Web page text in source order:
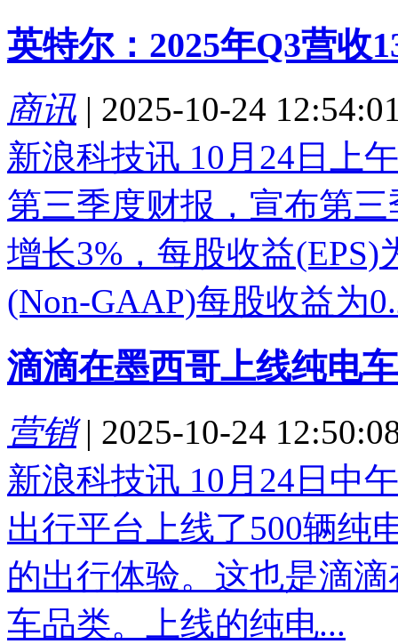
英特尔：2025年Q3营收
商讯 | 2025-10-24
新浪科技讯 10月24日上
第三季度财报，宣布第
增长3%，每股收益
(Non-GAAP)每股收益为
滴滴在墨西哥上线纯电
营销| 2025-10-24
新浪科技讯 10月24日中
出行平台上线了500辆纯
的出行体验。这也是滴
车品类。上线的纯电...